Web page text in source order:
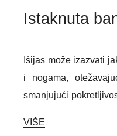
Istaknuta
Išijas može izazvati
i nogama,
smanjujući
termomineralnim
VIŠE